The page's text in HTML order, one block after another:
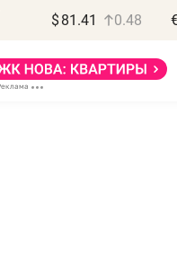
$ 81.41 0.48